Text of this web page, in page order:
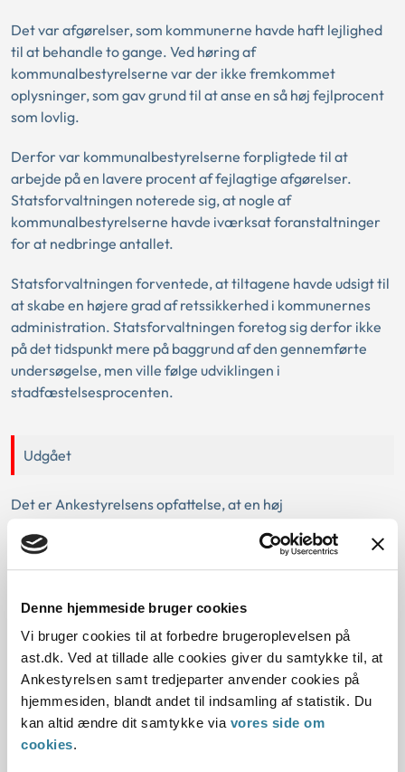
Denne hjemmeside bruger cookies
Vi bruger cookies til at forbedre brugeroplevelsen på
ast.dk. Ved at tillade alle cookies giver du samtykke til, at
Ankestyrelsen samt tredjeparter anvender cookies på
hjemmesiden, blandt andet til indsamling af statistik. Du
kan altid ændre dit samtykke via vores side om
cookies.
Det var afgørelser, som kommunerne havde haft lejlighed
til at behandle to gange. Ved høring af
kommunalbestyrelserne var der ikke fremkommet
oplysninger, som gav grund til at anse en så høj fejlprocent
som lovlig.
Derfor var kommunalbestyrelserne forpligtede til at
arbejde på en lavere procent af fejlagtige afgørelser.
Statsforvaltningen noterede sig, at nogle af
kommunalbestyrelserne havde iværksat foranstaltninger
for at nedbringe antallet.
Statsforvaltningen forventede, at tiltagene havde udsigt til
at skabe en højere grad af retssikkerhed i kommunernes
administration. Statsforvaltningen foretog sig derfor ikke
på det tidspunkt mere på baggrund af den gennemførte
undersøgelse, men ville følge udviklingen i
stadfæstelsesprocenten.
Udgået
Det er Ankestyrelsens opfattelse, at en høj
afgørelsessager som udgangspunkt ikke i sig selv er en
generel ulovlig handling eller undladelse, som kan påtales
situation, hvor det kan påvises, at en kommune har truffet
en generel beslutning om at anvende ulovlige kriterier i
enkeltsager.
På den baggrund er udtalelsen fra Statsforvaltningen
Midtjylland udgået af Ankestyrelsens database med
tilsynsudtalelser.